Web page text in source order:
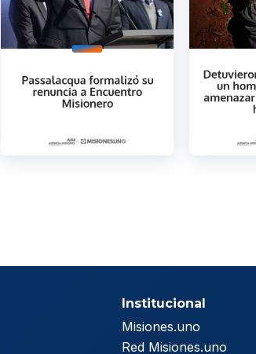
Institucional
Misiones.uno
Red Misiones.uno